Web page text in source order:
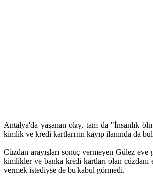
Antalya'da yaşanan olay, tam da "İnsanlık
kimlik ve kredi kartlarının kayıp ilanında da
Cüzdan arayışları sonuç vermeyen Gülez eve
kimlikler ve banka kredi kartları olan cüzdanı
vermek istediyse de bu kabul görmedi.